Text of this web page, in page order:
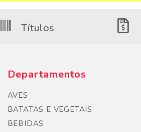
Títulos
Departamentos
AVES
BATATAS E VEGETAIS
BEBIDAS